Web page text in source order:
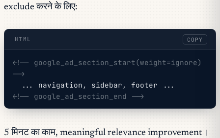
exclude करने के लिए:
HTML COPY
<!-- google_ad_section_start(weight=ignore)
-->
  ... navigation, sidebar, footer ...
<!-- google_ad_section_end -->
5 मिनट का काम, meaningful relevance improvement।